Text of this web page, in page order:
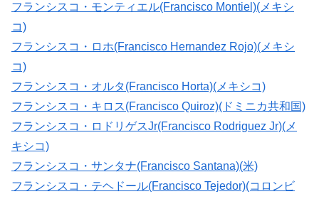
フランシスコ・モンティエル(Francisco Montiel)(メキシ
コ)
フランシスコ・ロホ(Francisco Hernandez Rojo)(メキシ
コ)
フランシスコ・オルタ(Francisco Horta)(メキシコ)
フランシスコ・キロス(Francisco Quiroz)(ドミニカ共和国)
フランシスコ・ロドリゲスJr(Francisco Rodriguez Jr)(メ
キシコ)
フランシスコ・サンタナ(Francisco Santana)(米)
フランシスコ・テヘドール(Francisco Tejedor)(コロンビ